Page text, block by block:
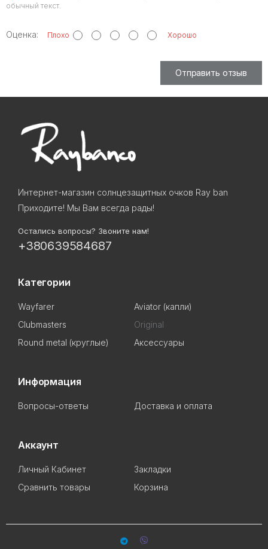
обычный текст.
Оценка: Плохо Хорошо
Отправить отзыв
Интернет-магазин солнцезащитных очков Ray ban
Приходите! Мы Вам всегда рады!
Остались вопросы? Звоните нам!
+380639584687
Категории
Wayfarer
Aviator (капли)
Clubmasters
Original
Round metal (круглые)
Аксессуары
Информация
Вопросы-ответы Доставка и оплата
Аккаунт
Личный Кабинет
Закладки
Сравнить товары
Корзина